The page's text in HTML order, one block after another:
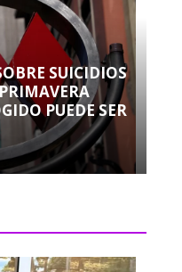
SUICIDIOS
PUEDE SER